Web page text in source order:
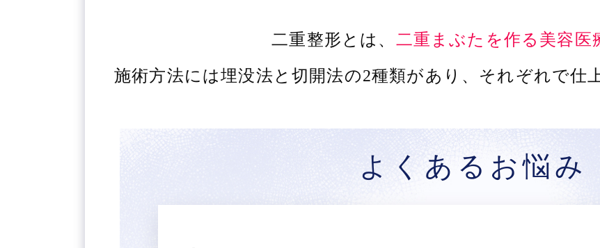
二重整形とは、 二重まぶたを作る美容医
施術方法には埋没法と切開法の2種類があり、 それぞれで仕
よくあるお悩み